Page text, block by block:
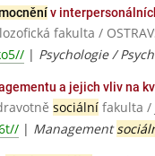
v
fakulta /
| Psychologie /
a jejich vliv na
sociální fakulta /
| Management